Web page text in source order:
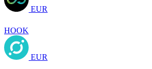
EUR
HOOK
EUR